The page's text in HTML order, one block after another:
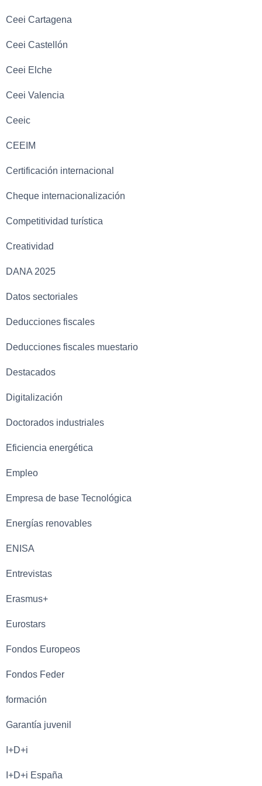
Ceei Cartagena
Ceei Castellón
Ceei Elche
Ceei Valencia
Ceeic
CEEIM
Certificación internacional
Cheque internacionalización
Competitividad turística
Creatividad
DANA 2025
Datos sectoriales
Deducciones fiscales
Deducciones fiscales muestario
Destacados
Digitalización
Doctorados industriales
Eficiencia energética
Empleo
Empresa de base Tecnológica
Energías renovables
ENISA
Entrevistas
Erasmus+
Eurostars
Fondos Europeos
Fondos Feder
formación
Garantía juvenil
I+D+i
I+D+i España